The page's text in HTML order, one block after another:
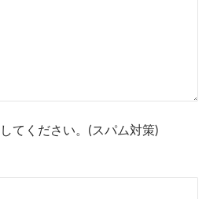
てください。(スパム対策)